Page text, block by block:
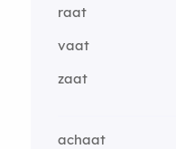
raat
vaat
zaat
achaat